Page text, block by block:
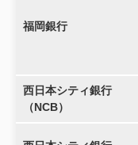
福岡銀行
西日本シティ銀行
（NCB）